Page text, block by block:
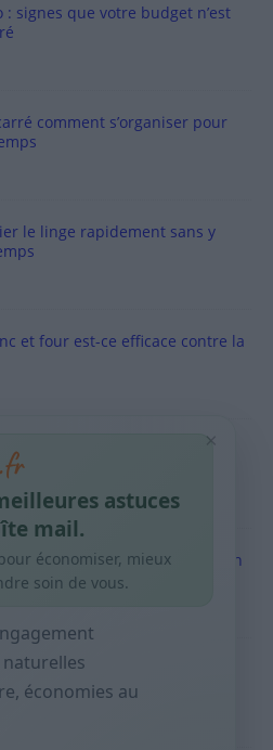
: signes que votre budget n’est
comment s’organiser pour
le linge rapidement sans y
et four est-ce efficace contre la
: routine simple +
aident
: comment économiser en
acheter 10 sprays
: méthode rapide pour
dès le jour de paie
×
astuces
mail.
économiser, mieux
soin de vous.
naturelles
économies au